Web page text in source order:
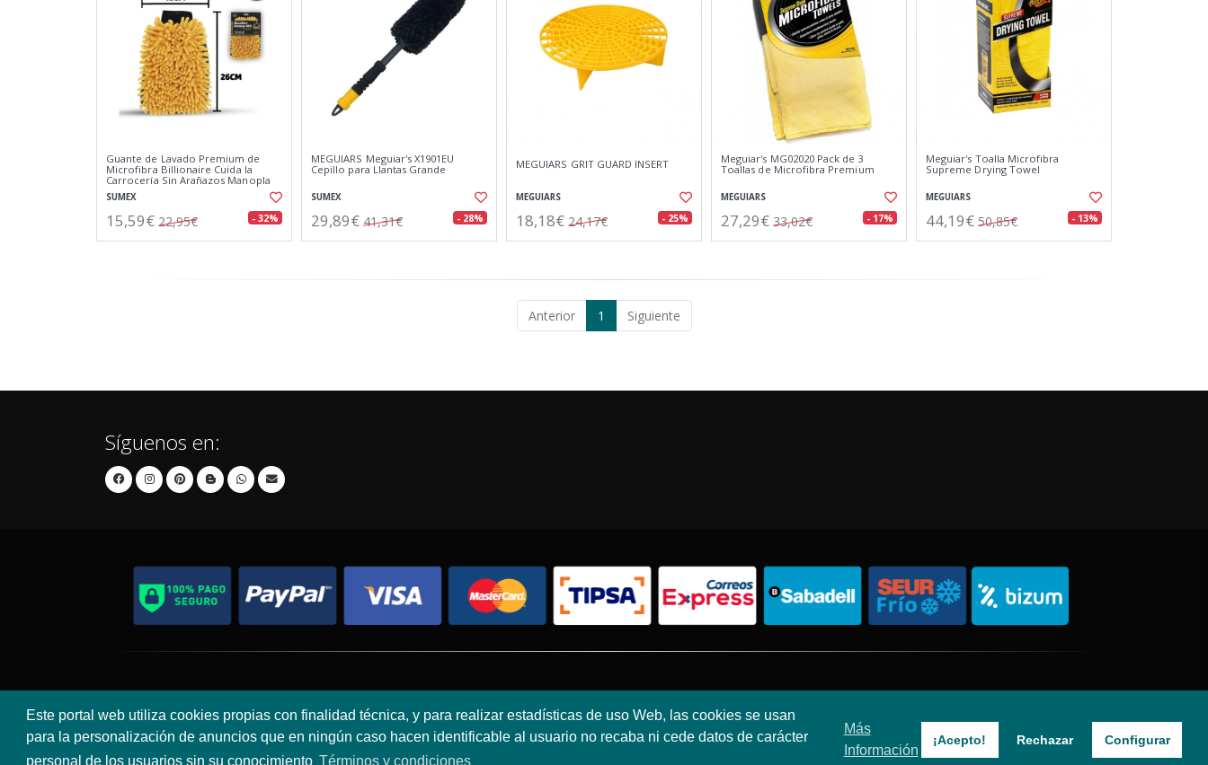
Este portal web utiliza cookies propias con finalidad técnica, y para realizar estadísticas de uso Web, las cookies se usan
para la personalización de anuncios que en ningún caso hacen identificable al usuario no recaba ni cede datos de carácter
personal de los usuarios sin su conocimiento Términos y condiciones
Más
Información
¡Acepto! Rechazar Configurar
Guante de Lavado Premium de
Microfibra Billionaire Cuida la
Carrocería Sin Arañazos Manopla
de Secado y Lavado 26x18 cm
SUMEX
15,59€ 22,95€ - 32%
MEGUIARS Meguiar's X1901EU
Cepillo para Llantas Grande
SUMEX
29,89€ 41,31€ - 28%
MEGUIARS GRIT GUARD INSERT
MEGUIARS
18,18€ 24,17€ - 25%
Meguiar's MG02020 Pack de 3
Toallas de Microfibra Premium
MEGUIARS
27,29€ 33,02€ - 17%
Meguiar's Toalla Microfibra
Supreme Drying Towel
MEGUIARS
44,19€ 50,85€ - 13%
Anterior 1 Siguiente
Síguenos en:
© 2026 - Todos los derechos reservados.